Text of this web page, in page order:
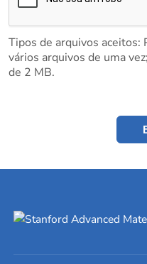
Tipos de arquivos aceitos:
vários arquivos de uma
de 2 MB.